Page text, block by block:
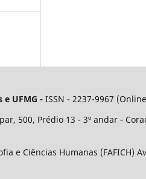
UFMG - ISSN - 2237-9967
500, Prédio 13 - 3º andar -
e Ciências Humanas (FAFICH)